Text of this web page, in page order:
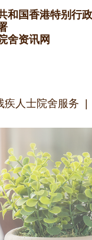
和国香港特别行
舍资讯网
疾人士院舍服务